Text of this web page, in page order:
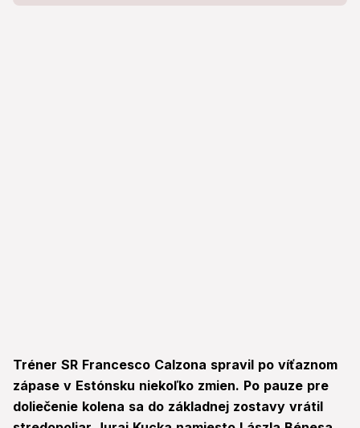
Tréner SR Francesco Calzona spravil po víťaznom
zápase v Estónsku niekoľko zmien. Po pauze pre
doliečenie kolena sa do základnej zostavy vrátil